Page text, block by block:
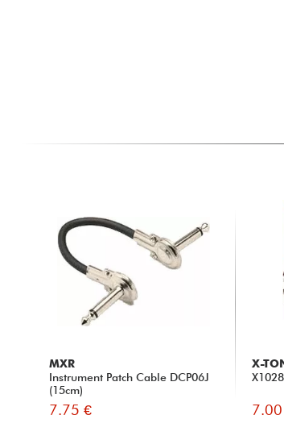
MXR
Instrument Patch Cable DCP06J
(15cm)
7.75 €
X-